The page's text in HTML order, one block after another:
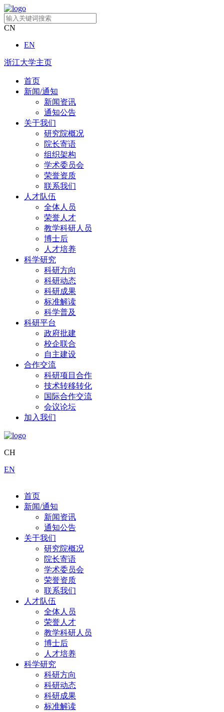
CN
EN
浙江大学主页
首页
新闻/通知
新闻资讯
通知公告
关于我们
研究院概况
院长寄语
组织架构
学术委员会
荣誉资质
联系我们
人才队伍
全体人员
荣誉人才
教学科研人员
博士后
人才培养
科学研究
科研方向
科研动态
科研成果
标准解读
科学普及
科研平台
政府批建
校企联合
自主建设
合作交流
科研项目合作
技术转移转化
国际合作交流
会议论坛
加入我们
CH
EN
首页
新闻/通知
新闻资讯
通知公告
关于我们
研究院概况
院长寄语
学术委员会
荣誉资质
联系我们
人才队伍
全体人员
荣誉人才
教学科研人员
博士后
人才培养
科学研究
科研方向
科研动态
科研成果
标准解读